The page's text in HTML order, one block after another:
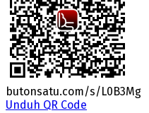
butonsatu.com/s/L0B3Mg
Unduh QR Code